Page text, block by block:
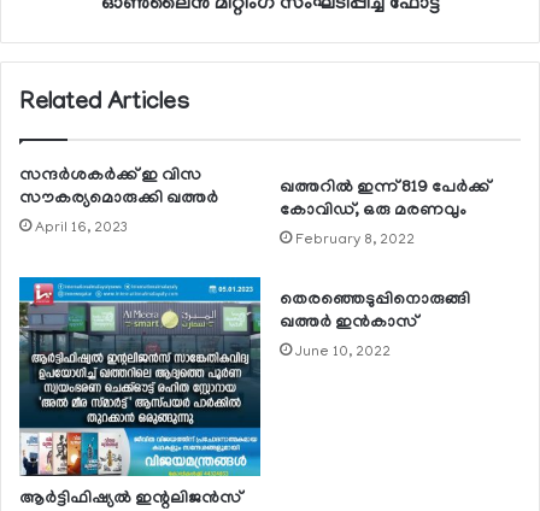
Related Articles
സന്ദര്‍ശകര്‍ക്ക് ഇ വിസ
സൗകര്യമൊരുക്കി ഖത്തര്‍
April 16, 2023
ഖത്തറില്‍ ഇന്ന് 819 പേര്‍ക്ക്
കോവിഡ്, ഒരു മരണവും
February 8, 2022
ആര്‍ട്ടിഫിഷ്യല്‍ ഇന്റലിജന്‍സ്
തെരഞ്ഞെടുപ്പിനൊരുങ്ങി
ഖത്തര്‍ ഇന്‍കാസ്
June 10, 2022